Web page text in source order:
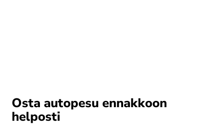
Osta autopesu ennakkoon
helposti